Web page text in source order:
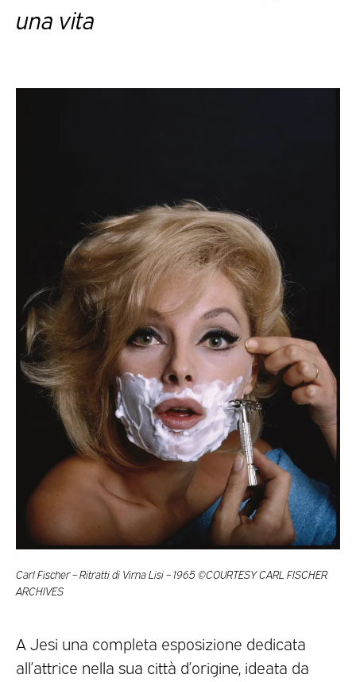
una vita
Carl Fischer – Ritratti di Virna Lisi – 1965 ©COURTESY CARL FISCHER
ARCHIVES
A Jesi una completa esposizione dedicata
all’attrice nella sua città d’origine, ideata da